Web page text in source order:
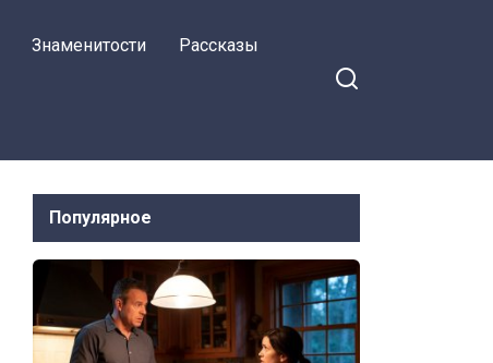
Знаменитости Рассказы
Популярное
мою недвижимость